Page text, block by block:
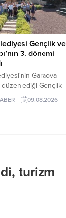
Gençlik ve
3. dönemi
Garaova
düzenlediği Gençlik
3. dönemi;
sürdürülebilir tarım
09.08.2026
turizm